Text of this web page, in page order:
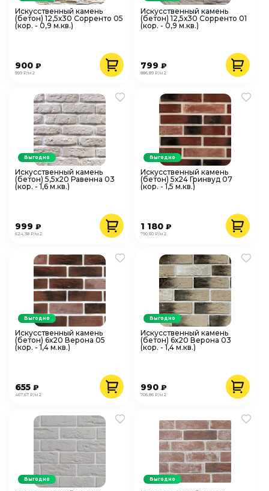
Искусственный камень
(бетон) 12,5х30 Сорренто 05
(кор. - 0,9 м.кв.)
999 ₽/м2
900 ₽
Искусственный камень
(бетон) 12,5х30 Сорренто 01
(кор. - 0,9 м.кв.)
886,89 ₽/м2
799₽
Искусственный камень
(бетон) 5,5х20 Равенна 03
(кор. - 1,6 м.кв.)
624,38 ₽/м2
999 ₽
Выгодно
Искусственный камень
(бетон) 5х24 Гринвуд 07
(кор. - 1,5 м.кв.)
790,60 ₽/м2
1 180₽
Выгодно
Искусственный камень
(бетон) 6х20 Верона 05
(кор. - 1,4 м.кв.)
467,67 ₽/м2
655 ₽
Выгодно
Искусственный камень
(бетон) 6х20 Верона 03
(кор. - 1,4 м.кв.)
706,86 ₽/м2
990₽
Выгодно
Выгодно Выгодно